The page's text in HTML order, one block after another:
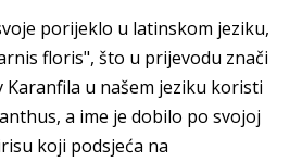
porijeklo u latinskom jeziku,
floris", što u prijevodu znači
Karanfila u našem jeziku koristi
a ime je dobilo po svojoj
koji podsjeća na